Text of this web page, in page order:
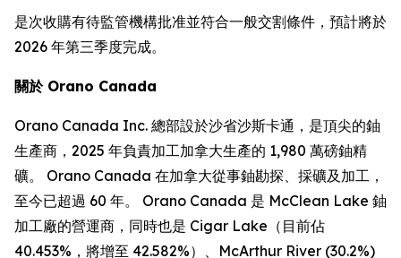
是次收購有待監管機構批准並符合一般交割條件，預計將於
2026 年第三季度完成。
關於 Orano Canada
Orano Canada Inc. 總部設於沙省沙斯卡通，是頂尖的鈾
生產商，2025 年負責加工加拿大生產的 1,980 萬磅鈾精
礦。 Orano Canada 在加拿大從事鈾勘探、採礦及加工，
至今已超過 60 年。 Orano Canada 是 McClean Lake 鈾
加工廠的營運商，同時也是 Cigar Lake（目前佔
40.453%，將增至 42.582%）、McArthur River (30.2%)